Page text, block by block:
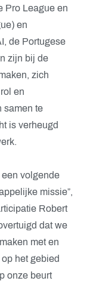
Pro League en
en
de Portugese
zijn bij de
zich
en
samen te
is verheugd
een volgende
missie”,
Robert
dat we
met en
het gebied
onze beurt